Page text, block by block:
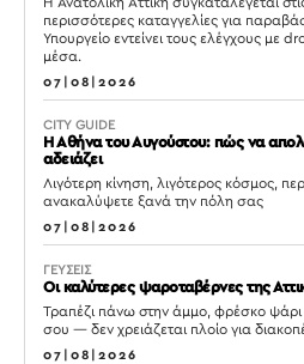
Η Ανατολική Αττική συγκαταλέγεται
περισσότερες καταγγελίες για
Υπουργείο εντείνει τους ελέγχους με
μέσα.
07|08|2026
CITY GUIDE
Η Αθήνα του Αυγούστου: πώς να
αδειάζει
Λιγότερη κίνηση, λιγότερος κόσμος,
ανακαλύψετε ξανά την πόλη σας
07|08|2026
ΓΕΥΣΕΙΣ
Οι καλύτερες ψαροταβέρνες της
Τραπέζι πάνω στην άμμο, φρέσκο ψάρι
σου — δεν χρειάζεται πλοίο για
07|08|2026